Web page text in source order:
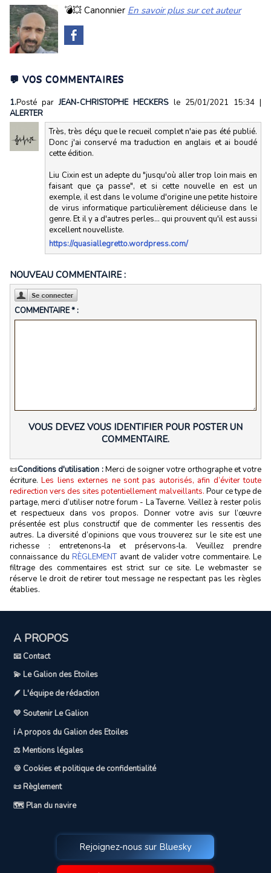
💣💥 Canonnier En savoir plus sur cet auteur
💬 VOS COMMENTAIRES
1.Posté parJEAN-CHRISTOPHE HECKERS le 25/01/2021 15:34|
ALERTER
Très, très déçu que le recueil complet n'aie pas été publié.
Donc j'ai conservé ma traduction en anglais et ai boudé
cette édition.
Liu Cixin est un adepte du "jusqu'où aller trop loin mais en
faisant que ça passe", et si cette nouvelle en est un
exemple, il est dans le volume d'origine une petite histoire
de virus informatique particulièrement délicieuse dans le
genre. Et il y a d'autres perles... qui prouvent qu'il est aussi
excellent nouvelliste.
https://quasiallegretto.wordpress.com/
NOUVEAU COMMENTAIRE :
COMMENTAIRE * :
VOUS DEVEZ VOUS IDENTIFIER POUR POSTER UN
COMMENTAIRE.
📜Conditions d'utilisation :Merci de soigner votre orthographe et votre
écriture.Les liens externes ne sont pas autorisés, afin d’éviter toute
redirection vers des sites potentiellement malveillants. Pour ce type de
partage, merci d’utiliser notre forum - La Taverne. Veillez à rester polis
et respectueux dans vos propos. Donner votre avis sur l’œuvre
présentée est plus constructif que de commenter les ressentis des
autres. La diversité d’opinions que vous trouverez sur le site est une
richesse : entretenons‑la et préservons‑la. Veuillez prendre
connaissance du RÈGLEMENTavant de valider votre commentaire. Le
filtrage des commentaires est strict sur ce site. Le webmaster se
réserve le droit de retirer tout message ne respectant pas les règles
établies.
A PROPOS
📧 Contact
💫 Le Galion des Etoiles
🪶 L'équipe de rédaction
💛 Soutenir Le Galion
ℹ️ A propos du Galion des Etoiles
⚖️ Mentions légales
🍪 Cookies et politique de confidentialité
📜 Règlement
🗺️ Plan du navire
Rejoignez-nous sur Bluesky